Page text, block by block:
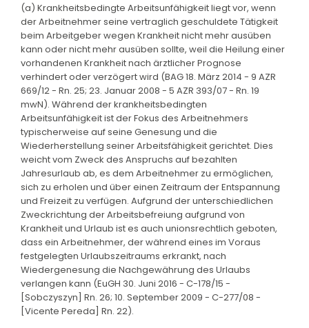
(a) Krankheitsbedingte Arbeitsunfähigkeit liegt vor, wenn
der Arbeitnehmer seine vertraglich geschuldete Tätigkeit
beim Arbeitgeber wegen Krankheit nicht mehr ausüben
kann oder nicht mehr ausüben sollte, weil die Heilung einer
vorhandenen Krankheit nach ärztlicher Prognose
verhindert oder verzögert wird (BAG 18. März 2014 - 9 AZR
669/12 - Rn. 25; 23. Januar 2008 - 5 AZR 393/07 - Rn. 19
mwN). Während der krankheitsbedingten
Arbeitsunfähigkeit ist der Fokus des Arbeitnehmers
typischerweise auf seine Genesung und die
Wiederherstellung seiner Arbeitsfähigkeit gerichtet. Dies
weicht vom Zweck des Anspruchs auf bezahlten
Jahresurlaub ab, es dem Arbeitnehmer zu ermöglichen,
sich zu erholen und über einen Zeitraum der Entspannung
und Freizeit zu verfügen. Aufgrund der unterschiedlichen
Zweckrichtung der Arbeitsbefreiung aufgrund von
Krankheit und Urlaub ist es auch unionsrechtlich geboten,
dass ein Arbeitnehmer, der während eines im Voraus
festgelegten Urlaubszeitraums erkrankt, nach
Wiedergenesung die Nachgewährung des Urlaubs
verlangen kann (EuGH 30. Juni 2016 - C-178/15 -
[Sobczyszyn] Rn. 26; 10. September 2009 - C-277/08 -
[Vicente Pereda] Rn. 22).